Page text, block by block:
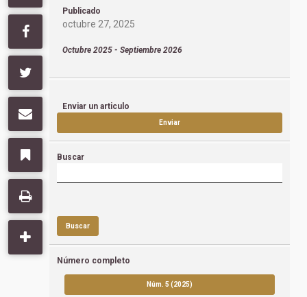
Publicado
octubre 27, 2025
Octubre 2025 - Septiembre 2026
Enviar un articulo
Enviar
Buscar
Buscar
Número completo
Núm. 5 (2025)